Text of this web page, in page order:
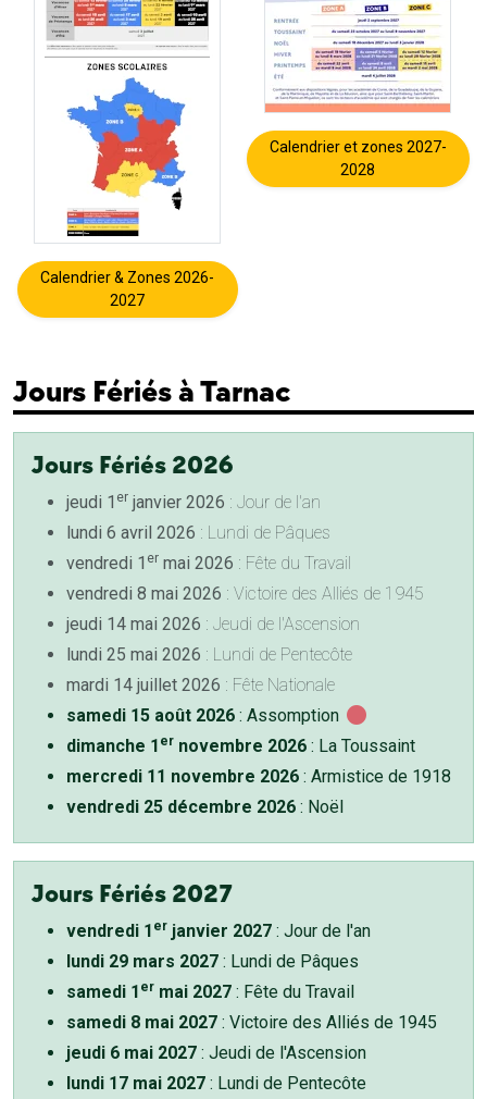
Calendrier & Zones 2026-
2027
Calendrier et zones 2027-
2028
Jours Fériés à Tarnac
Jours Fériés 2026
jeudi 1 er janvier 2026 : Jour de l'an
lundi 6 avril 2026 : Lundi de Pâques
vendredi 1 er mai 2026 : Fête du Travail
vendredi 8 mai 2026 : Victoire des Alliés de 1945
jeudi 14 mai 2026 : Jeudi de l'Ascension
lundi 25 mai 2026 : Lundi de Pentecôte
mardi 14 juillet 2026 : Fête Nationale
samedi 15 août 2026 : Assomption
dimanche 1 er novembre 2026 : La Toussaint
mercredi 11 novembre 2026 : Armistice de 1918
vendredi 25 décembre 2026 : Noël
Jours Fériés 2027
vendredi 1 er janvier 2027 : Jour de l'an
lundi 29 mars 2027 : Lundi de Pâques
samedi 1 er mai 2027 : Fête du Travail
samedi 8 mai 2027 : Victoire des Alliés de 1945
jeudi 6 mai 2027 : Jeudi de l'Ascension
lundi 17 mai 2027 : Lundi de Pentecôte